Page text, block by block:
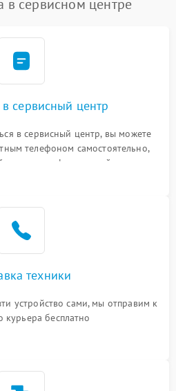
в сервисном центре
сервисный центр
в сервисный центр, вы можете
телефоном самостоятельно,
номер телефона на сайте
техники
устройство сами, мы отправим к
курьера бесплатно